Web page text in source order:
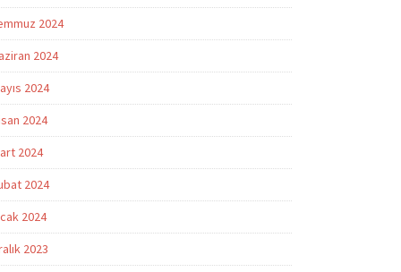
2024
2024
2024
2024
2024
2024
2024
2023